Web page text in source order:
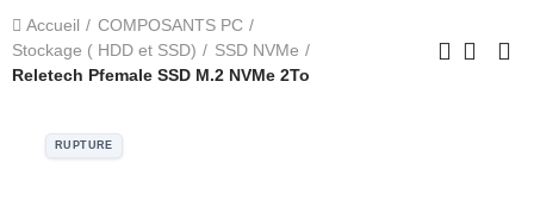
Accueil
COMPOSANTS PC
Stockage ( HDD et SSD)
SSD NVMe
Reletech Pfemale SSD M.2 NVMe 2To
RUPTURE